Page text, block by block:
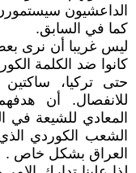
الداعشيون
كما في السابق.
ليس غريبا أن نرى
كانوا ضد الكلمة
حتى تركيا،
للانفصال. أن
المعادي للشيعة
الشعب الكوردي
العراق بشكل خاص .